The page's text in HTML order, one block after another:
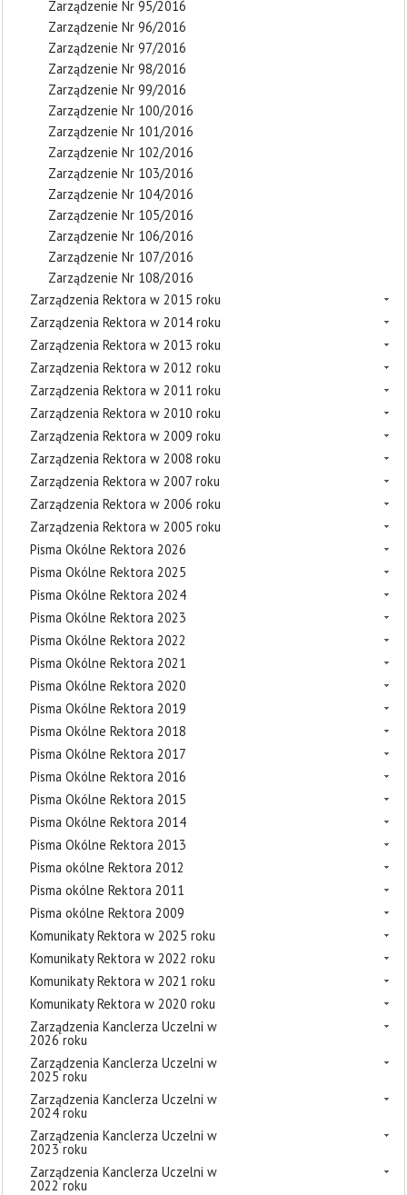
Zarządzenie Nr 95/2016
Zarządzenie Nr 96/2016
Zarządzenie Nr 97/2016
Zarządzenie Nr 98/2016
Zarządzenie Nr 99/2016
Zarządzenie Nr 100/2016
Zarządzenie Nr 101/2016
Zarządzenie Nr 102/2016
Zarządzenie Nr 103/2016
Zarządzenie Nr 104/2016
Zarządzenie Nr 105/2016
Zarządzenie Nr 106/2016
Zarządzenie Nr 107/2016
Zarządzenie Nr 108/2016
Zarządzenia Rektora w 2015 roku
Zarządzenia Rektora w 2014 roku
Zarządzenia Rektora w 2013 roku
Zarządzenia Rektora w 2012 roku
Zarządzenia Rektora w 2011 roku
Zarządzenia Rektora w 2010 roku
Zarządzenia Rektora w 2009 roku
Zarządzenia Rektora w 2008 roku
Zarządzenia Rektora w 2007 roku
Zarządzenia Rektora w 2006 roku
Zarządzenia Rektora w 2005 roku
Pisma Okólne Rektora 2026
Pisma Okólne Rektora 2025
Pisma Okólne Rektora 2024
Pisma Okólne Rektora 2023
Pisma Okólne Rektora 2022
Pisma Okólne Rektora 2021
Pisma Okólne Rektora 2020
Pisma Okólne Rektora 2019
Pisma Okólne Rektora 2018
Pisma Okólne Rektora 2017
Pisma Okólne Rektora 2016
Pisma Okólne Rektora 2015
Pisma Okólne Rektora 2014
Pisma Okólne Rektora 2013
Pisma okólne Rektora 2012
Pisma okólne Rektora 2011
Pisma okólne Rektora 2009
Komunikaty Rektora w 2025 roku
Komunikaty Rektora w 2022 roku
Komunikaty Rektora w 2021 roku
Komunikaty Rektora w 2020 roku
Zarządzenia Kanclerza Uczelni w
2026 roku
Zarządzenia Kanclerza Uczelni w
2025 roku
Zarządzenia Kanclerza Uczelni w
2024 roku
Zarządzenia Kanclerza Uczelni w
2023 roku
Zarządzenia Kanclerza Uczelni w
2022 roku